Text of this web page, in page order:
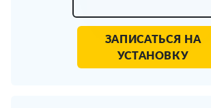
ЗАПИСАТЬСЯ НА
УСТАНОВКУ